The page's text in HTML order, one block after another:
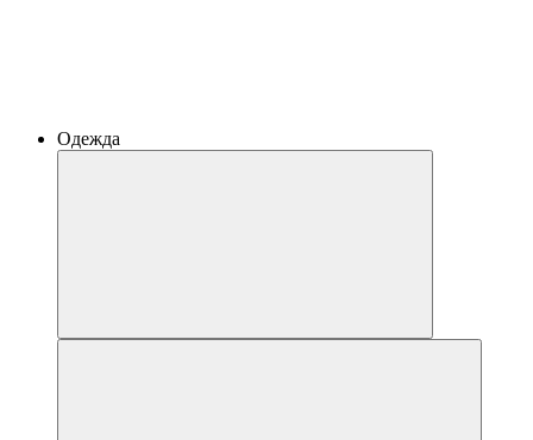
Одежда